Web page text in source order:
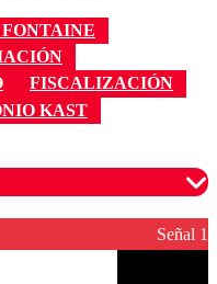
FISCALIZACIÓN
KAST
para garantizar un
Señal 1